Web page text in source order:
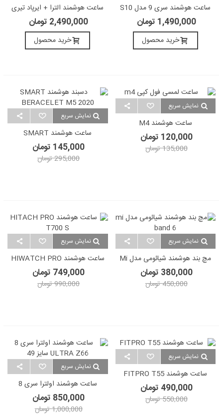
ساعت هوشمند سری 9 مدل S10
Max
1,490,000 تومان
خرید محصول
ساعت هوشمند الترا + ایرپاد تیری
Ultra U Max Jrx22
2,490,000 تومان
خرید محصول
نمایش سریع
ساعت هوشمند M4
120,000 تومان
135,000 تومان
نمایش سریع
ساعت هوشمند SMART
BERACELET M5 2020
145,000 تومان
295,000 تومان
نمایش سریع
مچ بند هوشمند شیائومی مدل Mi
Band 6
380,000 تومان
450,000 تومان
نمایش سریع
ساعت هوشمند HIWATCH PRO
T700 S
749,000 تومان
990,000 تومان
نمایش سریع
ساعت هوشمند FITPRO T55
490,000 تومان
550,000 تومان
نمایش سریع
ساعت هوشمند اولترا سری 8
ULTRA Z66 سایز 49
850,000 تومان
1,000,000 تومان